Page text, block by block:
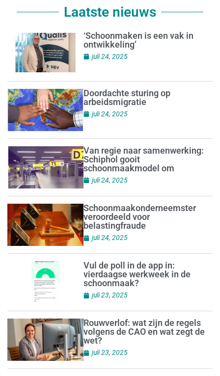
Laatste nieuws
‘Schoonmaken is een vak in
ontwikkeling’
juli 24, 2025
Doordachte sturing op
arbeidsmigratie
juli 24, 2025
Van regie naar samenwerking:
Schiphol gooit
schoonmaakmodel om
juli 24, 2025
Schoonmaakonderneemster
veroordeeld voor
belastingfraude
juli 24, 2025
Vul de poll in de app in:
vierdaagse werkweek in de
schoonmaak?
juli 23, 2025
Rouwverlof: wat zijn de regels
volgens de CAO en wat zegt de
wet?
juli 23, 2025